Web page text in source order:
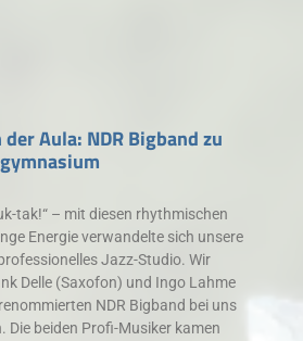
Aula: NDR Bigband zu
tak!“ – mit diesen rhythmischen
Energie verwandelte sich unsere
Jazz-Studio. Wir
Delle (Saxofon) und Ingo Lahme
NDR Bigband bei uns
Die beiden Profi-Musiker kamen